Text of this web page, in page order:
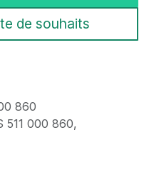
de souhaits
860
511 000 860,